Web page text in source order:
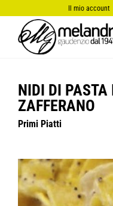
al
contenuto
Il mio account
NIDI DI
ZAFFERANO
Primi Piatti